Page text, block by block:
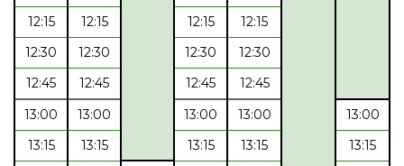
12:15 12:15 12:15
12:15
12:30
12:30 12:30
12:30
12:45
12:45 12:45
12:45
13:00
13:00 13:00 13:00
13:00
13:15
13:15 13:15 13:15
13:15